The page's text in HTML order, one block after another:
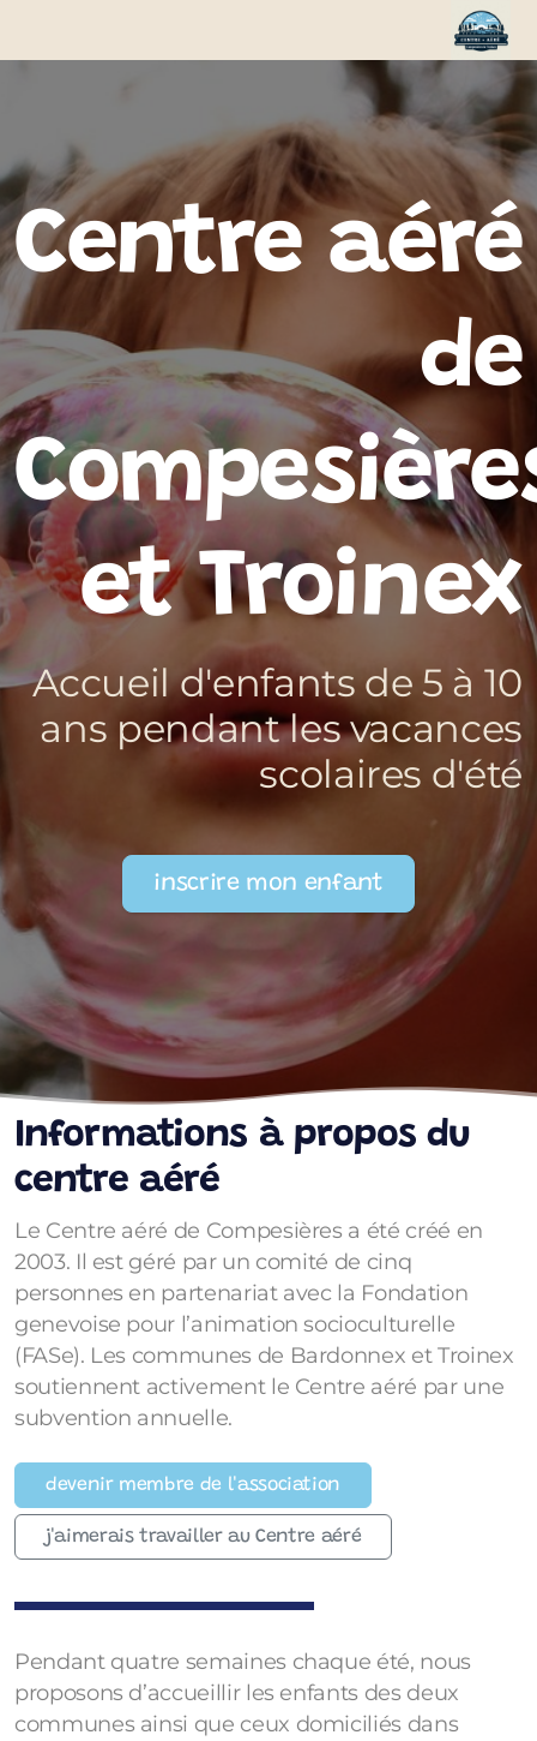
Centre aéré
de
et Troinex
Accueil d'enfants de 5 à 10
ans pendant les vacances
scolaires d'été
inscrire mon enfant
Informations à propos du
centre aéré
Le Centre aéré de Compesières a été créé en
2003. Il est géré par un comité de cinq
personnes en partenariat avec la Fondation
genevoise pour l’animation socioculturelle
(FASe). Les communes de Bardonnex et Troinex
soutiennent activement le Centre aéré par une
subvention annuelle.
devenir membre de l'association
j'aimerais travailler au Centre aéré
Pendant quatre semaines chaque été, nous
proposons d’accueillir les enfants des deux
communes ainsi que ceux domiciliés dans